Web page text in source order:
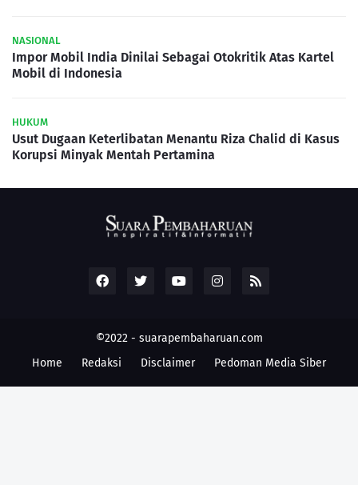
NASIONAL
Impor Mobil India Dinilai Sebagai Otokritik Atas Kartel
Mobil di Indonesia
HUKUM
Usut Dugaan Keterlibatan Menantu Riza Chalid di Kasus
Korupsi Minyak Mentah Pertamina
©2022 - suarapembaharuan.com
Home
Redaksi Disclaimer Pedoman Media Siber